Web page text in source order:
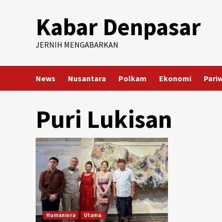
Kabar Denpasar
JERNIH MENGABARKAN
News Nusantara Polkam Ekonomi
Puri Lukisan
Humaniora Utama